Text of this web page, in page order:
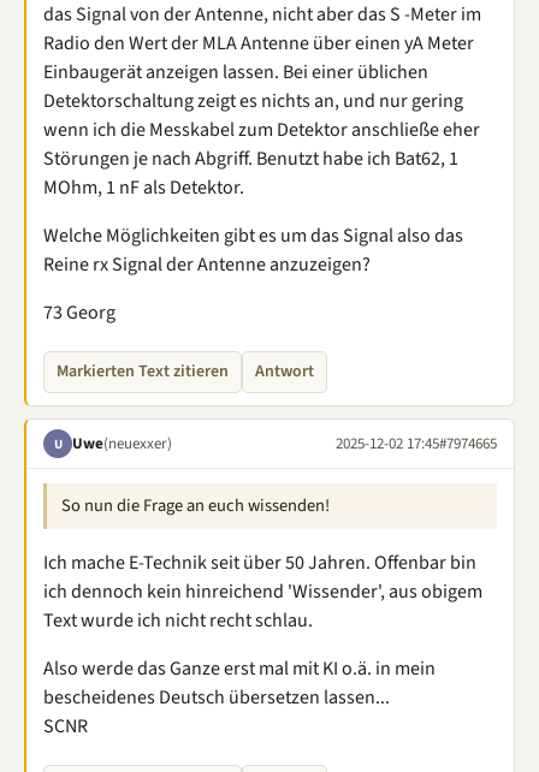
das Signal von der Antenne, nicht aber das S -Meter im
Radio den Wert der MLA Antenne über einen yA Meter
Einbaugerät anzeigen lassen. Bei einer üblichen
Detektorschaltung zeigt es nichts an, und nur gering
wenn ich die Messkabel zum Detektor anschließe eher
Störungen je nach Abgriff. Benutzt habe ich Bat62, 1
MOhm, 1 nF als Detektor.
Welche Möglichkeiten gibt es um das Signal also das
Reine rx Signal der Antenne anzuzeigen?
73 Georg
Markierten Text zitieren Antwort
U Uwe(neuexxer) 2025-12-02 17:45#7974665
So nun die Frage an euch wissenden!
Ich mache E-Technik seit über 50 Jahren. Offenbar bin
ich dennoch kein hinreichend 'Wissender', aus obigem
Text wurde ich nicht recht schlau.
Also werde das Ganze erst mal mit KI o.ä. in mein
bescheidenes Deutsch übersetzen lassen...
SCNR